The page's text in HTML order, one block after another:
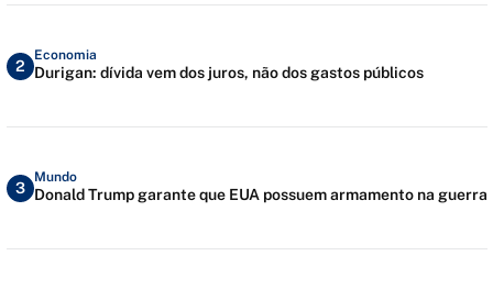
2
Economia
Durigan: dívida vem dos juros, não dos gastos públicos
3
Mundo
Donald Trump garante que EUA possuem armamento na guerra